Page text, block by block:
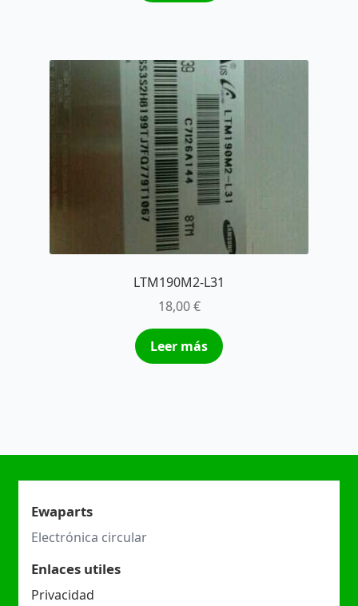
LTM190M2-L31
18,00€
Leer más
Ewaparts
Electrónica circular
Enlaces utiles
Privacidad